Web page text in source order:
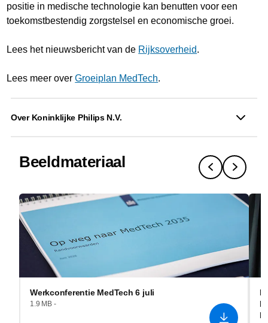
positie in medische technologie kan benutten voor een
toekomstbestendig zorgstelsel en economische groei.
Lees het nieuwsbericht van de Rijksoverheid.
Lees meer overGroeiplan MedTech.
Over Koninklijke Philips N.V.
Beeldmateriaal
Werkconferentie MedTech 6 juli
1.9 MB -